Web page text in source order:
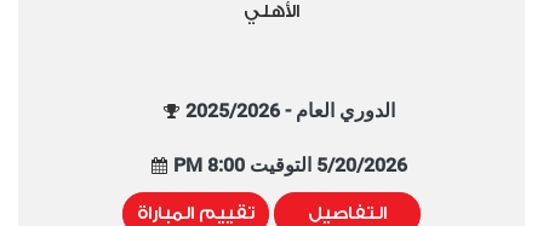
الأهلي
الدوري العام - 2025/2026
5/20/2026 التوقيت 8:00 PM
التفاصيل تقييم المباراة